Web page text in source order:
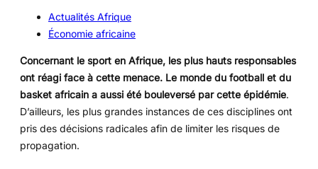
Actualités Afrique
Économie africaine
Concernant le sport en Afrique, les plus hauts responsables
ont réagi face à cette menace. Le monde du football et du
basket africain a aussi été bouleversé par cette épidémie.
D’ailleurs, les plus grandes instances de ces disciplines ont
pris des décisions radicales afin de limiter les risques de
propagation.